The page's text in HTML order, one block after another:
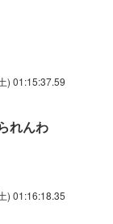
) 01:15:37.59
れんわ
) 01:16:18.35